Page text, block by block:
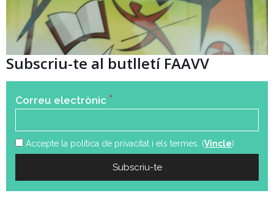
Subscriu-te al butlletí FAAVV
Correu electrònic *
Accepte la política de privacitat i els termes. (Vincle)